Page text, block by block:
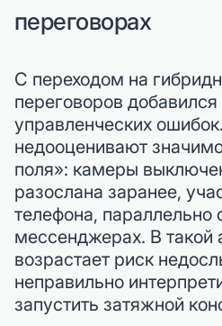
переговорах
С переходом на
переговоров
управленческих
недооценивают
поля»: камеры
разослана заранее,
телефона, параллельно
мессенджерах. В такой
возрастает риск
неправильно
запустить затяжной